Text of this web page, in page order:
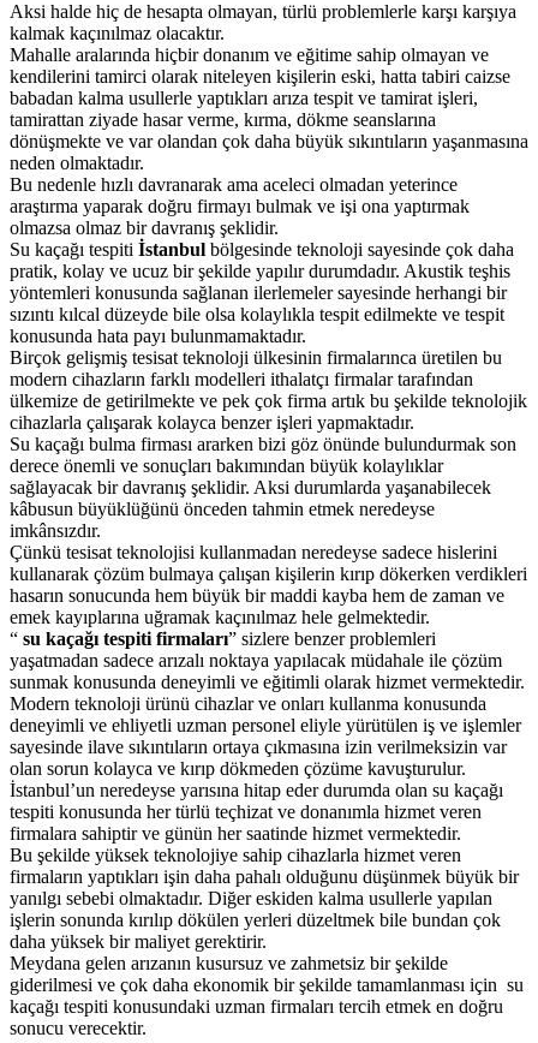
Aksi halde hiç de hesapta olmayan, türlü problemlerle karşı karşıya
kalmak kaçınılmaz olacaktır.
Mahalle aralarında hiçbir donanım ve eğitime sahip olmayan ve
kendilerini tamirci olarak niteleyen kişilerin eski, hatta tabiri caizse
babadan kalma usullerle yaptıkları arıza tespit ve tamirat işleri,
tamirattan ziyade hasar verme, kırma, dökme seanslarına
dönüşmekte ve var olandan çok daha büyük sıkıntıların yaşanmasına
neden olmaktadır.
Bu nedenle hızlı davranarak ama aceleci olmadan yeterince
araştırma yaparak doğru firmayı bulmak ve işi ona yaptırmak
olmazsa olmaz bir davranış şeklidir.
Su kaçağı tespiti İstanbul bölgesinde teknoloji sayesinde çok daha
pratik, kolay ve ucuz bir şekilde yapılır durumdadır. Akustik teşhis
yöntemleri konusunda sağlanan ilerlemeler sayesinde herhangi bir
sızıntı kılcal düzeyde bile olsa kolaylıkla tespit edilmekte ve tespit
konusunda hata payı bulunmamaktadır.
Birçok gelişmiş tesisat teknoloji ülkesinin firmalarınca üretilen bu
modern cihazların farklı modelleri ithalatçı firmalar tarafından
ülkemize de getirilmekte ve pek çok firma artık bu şekilde teknolojik
cihazlarla çalışarak kolayca benzer işleri yapmaktadır.
Su kaçağı bulma firması ararken bizi göz önünde bulundurmak son
derece önemli ve sonuçları bakımından büyük kolaylıklar
sağlayacak bir davranış şeklidir. Aksi durumlarda yaşanabilecek
kâbusun büyüklüğünü önceden tahmin etmek neredeyse
imkânsızdır.
Çünkü tesisat teknolojisi kullanmadan neredeyse sadece hislerini
kullanarak çözüm bulmaya çalışan kişilerin kırıp dökerken verdikleri
hasarın sonucunda hem büyük bir maddi kayba hem de zaman ve
emek kayıplarına uğramak kaçınılmaz hele gelmektedir.
“ su kaçağı tespiti firmaları” sizlere benzer problemleri
yaşatmadan sadece arızalı noktaya yapılacak müdahale ile çözüm
sunmak konusunda deneyimli ve eğitimli olarak hizmet vermektedir.
Modern teknoloji ürünü cihazlar ve onları kullanma konusunda
deneyimli ve ehliyetli uzman personel eliyle yürütülen iş ve işlemler
sayesinde ilave sıkıntıların ortaya çıkmasına izin verilmeksizin var
olan sorun kolayca ve kırıp dökmeden çözüme kavuşturulur.
İstanbul’un neredeyse yarısına hitap eder durumda olan su kaçağı
tespiti konusunda her türlü teçhizat ve donanımla hizmet veren
firmalara sahiptir ve günün her saatinde hizmet vermektedir.
Bu şekilde yüksek teknolojiye sahip cihazlarla hizmet veren
firmaların yaptıkları işin daha pahalı olduğunu düşünmek büyük bir
yanılgı sebebi olmaktadır. Diğer eskiden kalma usullerle yapılan
işlerin sonunda kırılıp dökülen yerleri düzeltmek bile bundan çok
daha yüksek bir maliyet gerektirir.
Meydana gelen arızanın kusursuz ve zahmetsiz bir şekilde
giderilmesi ve çok daha ekonomik bir şekilde tamamlanması için su
kaçağı tespiti konusundaki uzman firmaları tercih etmek en doğru
sonucu verecektir.